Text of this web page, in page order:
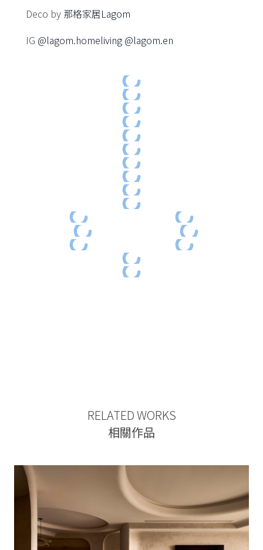
Deco by 那格家居Lagom
IG @lagom.homeliving @lagom.en
RELATED WORKS
相關作品